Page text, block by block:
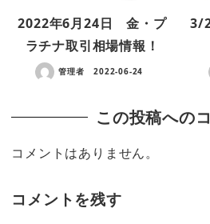
2022年6月24日 金・プ
ラチナ取引相場情報！
管理者 2022-06-24
3/
この投稿への
コメントはありません。
コメントを残す